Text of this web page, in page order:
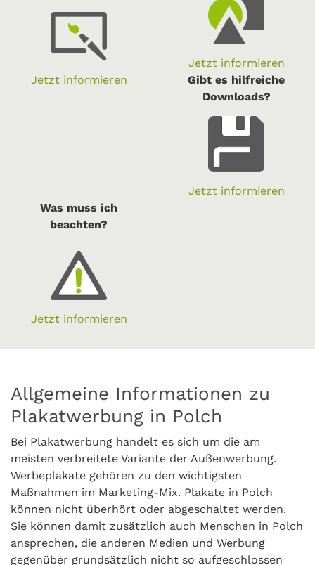
Jetzt informieren
Jetzt informieren
Gibt es hilfreiche
Downloads?
Jetzt informieren
Was muss ich
beachten?
Jetzt informieren
Allgemeine Informationen zu
Plakatwerbung in Polch
Bei Plakatwerbung handelt es sich um die am
meisten verbreitete Variante der Außenwerbung.
Werbeplakate gehören zu den wichtigsten
Maßnahmen im Marketing-Mix. Plakate in Polch
können nicht überhört oder abgeschaltet werden.
Sie können damit zusätzlich auch Menschen in Polch
ansprechen, die anderen Medien und Werbung
gegenüber grundsätzlich nicht so aufgeschlossen